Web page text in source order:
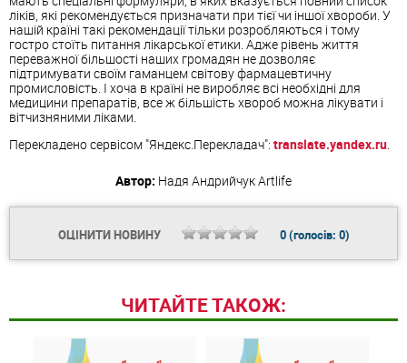
ліків, які рекомендується призначати при тієї чи іншої хвороби. У
нашій країні такі рекомендації тільки розробляються і тому
гостро стоїть питання лікарської етики. Адже рівень життя
переважної більшості наших громадян не дозволяє
підтримувати своїм гаманцем світову фармацевтичну
промисловість. І хоча в країні не виробляє всі необхідні для
медицини препаратів, все ж більшість хвороб можна лікувати і
вітчизняними ліками.
Перекладено сервісом "Яндекс.Перекладач": translate.yandex.ru
Автор: Надя АндрийчукArtlife
ОЦІНИТИ НОВИНУ 0(голосів: 0)
ЧИТАЙТЕ ТАКОЖ: